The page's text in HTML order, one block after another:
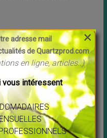
Chrysalis”
adresse mail
de Quartzprod.com
en ligne, articles..)
vous intéressent
×